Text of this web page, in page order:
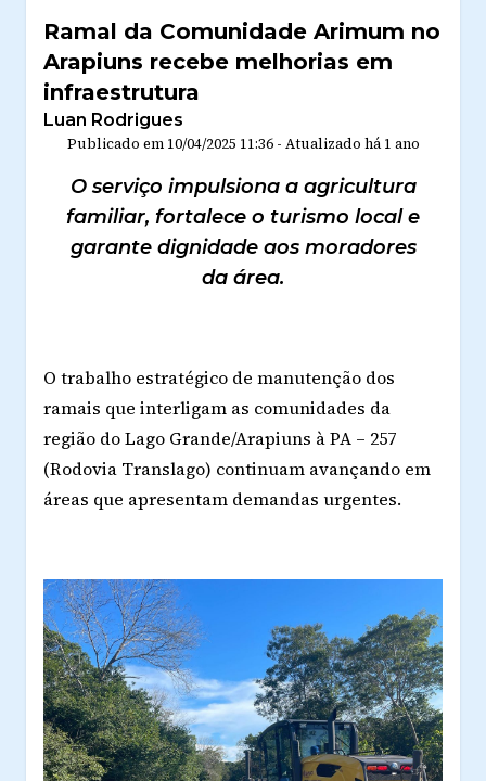
Ramal da Comunidade Arimum no
Arapiuns recebe melhorias em
infraestrutura
Luan Rodrigues
Publicado em 10/04/2025 11:36- Atualizado há 1 ano
O serviço impulsiona a agricultura
familiar, fortalece o turismo local e
garante dignidade aos moradores
da área.
O trabalho estratégico de manutenção dos
ramais que interligam as comunidades da
região do Lago Grande/Arapiuns à PA – 257
(Rodovia Translago) continuam avançando em
áreas que apresentam demandas urgentes.